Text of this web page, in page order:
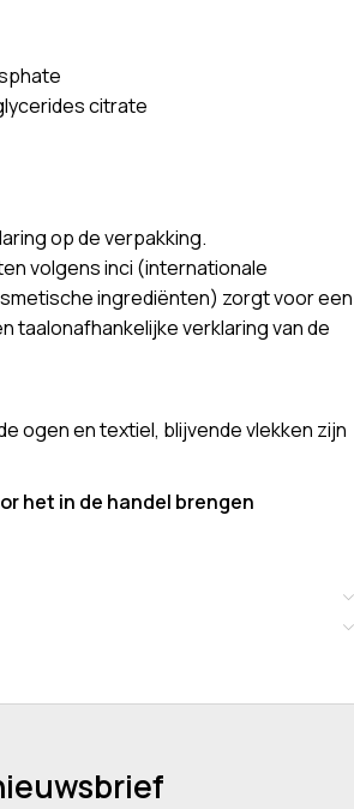
citrate
op de verpakking.
volgens inci (internationale
ingrediënten) zorgt voor een
taalonafhankelijke verklaring van de
ogen en textiel, blijvende vlekken zijn
het in de handel brengen